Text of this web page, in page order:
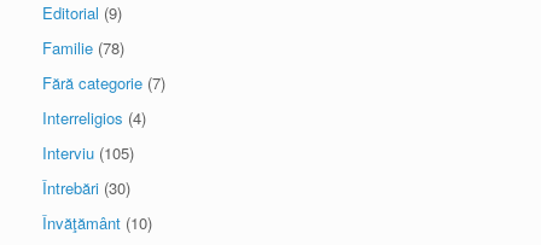
Editorial (9)
Familie (78)
Fără categorie (7)
Interreligios (4)
Interviu (105)
Întrebări (30)
Învăţământ (10)